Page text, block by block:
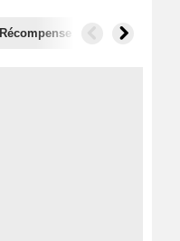
Récompenses Photos